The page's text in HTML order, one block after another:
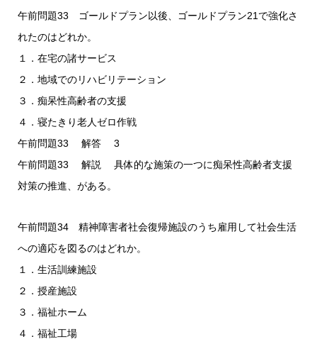
午前問題33 ゴールドプラン以後、ゴールドプラン21で強化さ
れたのはどれか。
１．在宅の諸サービス
２．地域でのリハビリテーション
３．痴呆性高齢者の支援
４．寝たきり老人ゼロ作戦
午前問題33 解答 3
午前問題33 解説 具体的な施策の一つに痴呆性高齢者支援
対策の推進、がある。
午前問題34 精神障害者社会復帰施設のうち雇用して社会生活
への適応を図るのはどれか。
１．生活訓練施設
２．授産施設
３．福祉ホーム
４．福祉工場